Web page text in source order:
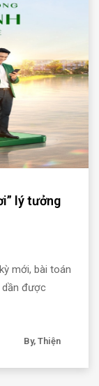
lý tưởng
mới, bài toán
được
By, Thiện